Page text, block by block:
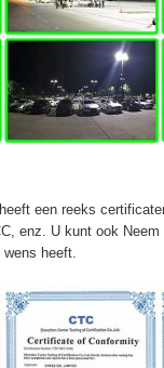
een reeks
enz. U kunt ook
heeft.